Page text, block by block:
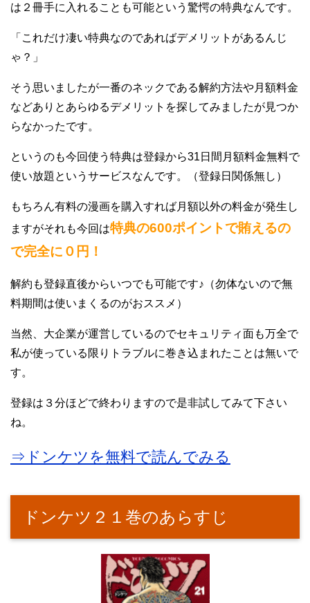
は２冊手に入れることも可能という驚愕の特典なんです。
「これだけ凄い特典なのであればデメリットがあるんじ
ゃ？」
そう思いましたが一番のネックである解約方法や月額料金
などありとあらゆるデメリットを探してみましたが見つか
らなかったです。
というのも今回使う特典は登録から31日間月額料金無料で
使い放題というサービスなんです。（登録日関係無し）
もちろん有料の漫画を購入すれば月額以外の料金が発生し
ますがそれも今回は特典の600ポイントで賄えるの
で完全に０円！
解約も登録直後からいつでも可能です♪（勿体ないので無
料期間は使いまくるのがおススメ）
当然、大企業が運営しているのでセキュリティ面も万全で
私が使っている限りトラブルに巻き込まれたことは無いで
す。
登録は３分ほどで終わりますので是非試してみて下さい
ね。
⇒ドンケツを無料で読んでみる
ドンケツ２１巻のあらすじ